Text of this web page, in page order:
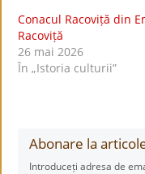
Conacul Racoviță din
Racoviță
26 mai 2026
În „Istoria culturii”
Abonare la
Introduceți adresa de